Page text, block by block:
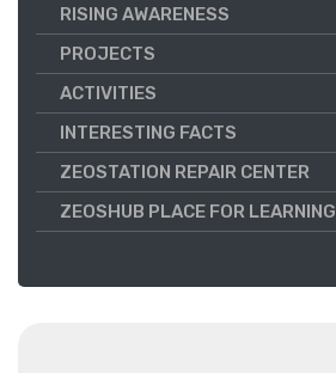
RISING AWARENESS
PROJECTS
ACTIVITIES
INTERESTING FACTS
ZEOSTATION REPAIR CENTER
ZEOSHUB PLACE FOR LEARNING